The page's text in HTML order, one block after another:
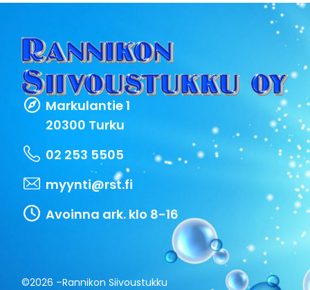
Markulantie 1
20300 Turku
02 253 5505
myynti@rst.fi
Avoinna ark. klo 8-16
©2026 –Rannikon Siivoustukku